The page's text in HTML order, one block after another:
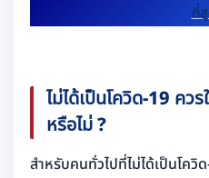
ที่
ไม่ได้เป็นโควิด-19 คว
หรือไม่ ?
สำหรับคนทั่วไปที่ไม่ได้เป็นโควิ